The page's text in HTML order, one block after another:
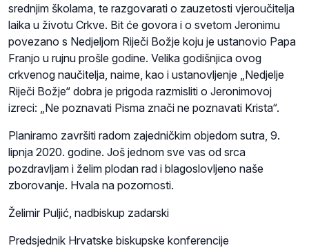
srednjim školama, te razgovarati o zauzetosti vjeroučitelja
laika u životu Crkve. Bit će govora i o svetom Jeronimu
povezano s Nedjeljom Riječi Božje koju je ustanovio Papa
Franjo u rujnu prošle godine. Velika godišnjica ovog
crkvenog naučitelja, naime, kao i ustanovljenje „Nedjelje
Riječi Božje“ dobra je prigoda razmisliti o Jeronimovoj
izreci: „Ne poznavati Pisma znači ne poznavati Krista“.
Planiramo završiti radom zajedničkim objedom sutra, 9.
lipnja 2020. godine. Još jednom sve vas od srca
pozdravljam i želim plodan rad i blagoslovljeno naše
zborovanje. Hvala na pozornosti.
Želimir Puljić, nadbiskup zadarski
Predsjednik Hrvatske biskupske konferencije